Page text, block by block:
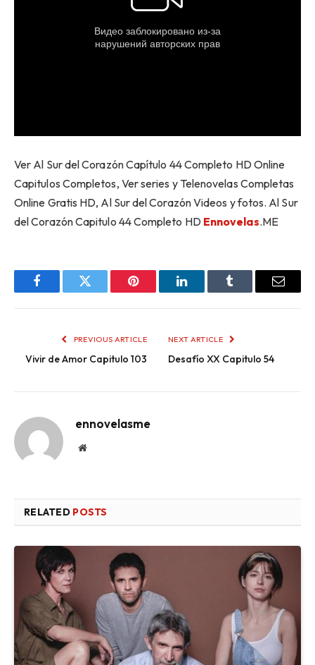
Ver Al Sur del Corazón Capítulo 44 Completo HD Online
Capitulos Completos, Ver series y Telenovelas Completas
Online Gratis HD, Al Sur del Corazón Videos y fotos. Al Sur
del Corazón Capitulo 44 Completo HD Ennovelas.ME
FacebookTwitter Pinterest LinkedInTumblr Email
PREVIOUS ARTICLE
Vivir de Amor Capitulo 103
NEXT ARTICLE
Desafío XX Capitulo 54
ennovelasme
Website
RELATED POSTS